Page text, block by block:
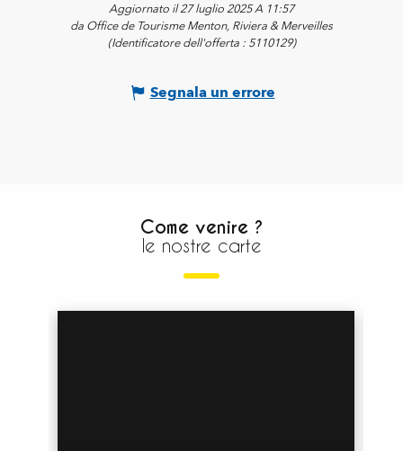
Aggiornato il 27 luglio 2025 A 11:57
da Office de Tourisme Menton, Riviera & Merveilles
(Identificatore dell'offerta : 5110129)
Segnala un errore
Come venire ?
le nostre carte